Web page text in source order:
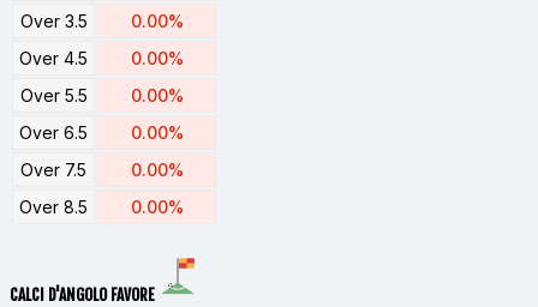
Over 3.5
0.00%
Over 4.5
0.00%
Over 5.5
0.00%
Over 6.5
0.00%
Over 7.5
0.00%
Over 8.5
0.00%
CALCI D'ANGOLO FAVORE